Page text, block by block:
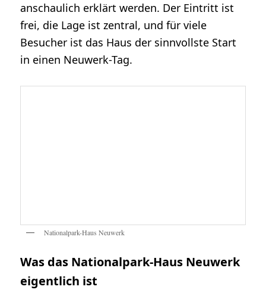
anschaulich erklärt werden. Der Eintritt ist
frei, die Lage ist zentral, und für viele
Besucher ist das Haus der sinnvollste Start
in einen Neuwerk-Tag.
Nationalpark-Haus Neuwerk
Was das Nationalpark-Haus Neuwerk
eigentlich ist